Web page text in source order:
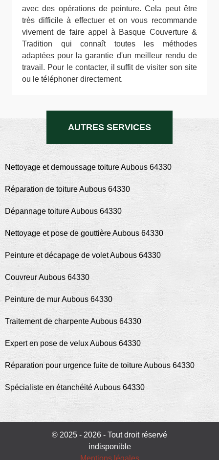
avec des opérations de peinture. Cela peut être
très difficile à effectuer et on vous recommande
vivement de faire appel à Basque Couverture &
Tradition qui connaît toutes les méthodes
adaptées pour la garantie d'un meilleur rendu de
travail. Pour le contacter, il suffit de visiter son site
ou le téléphoner directement.
AUTRES SERVICES
Nettoyage et demoussage toiture Aubous 64330
Réparation de toiture Aubous 64330
Dépannage toiture Aubous 64330
Nettoyage et pose de gouttière Aubous 64330
Peinture et décapage de volet Aubous 64330
Couvreur Aubous 64330
Peinture de mur Aubous 64330
Traitement de charpente Aubous 64330
Expert en pose de velux Aubous 64330
Réparation pour urgence fuite de toiture Aubous 64330
Spécialiste en étanchéité Aubous 64330
© 2025 - 2026 - Tout droit réservé
indisponible
Mentions légales